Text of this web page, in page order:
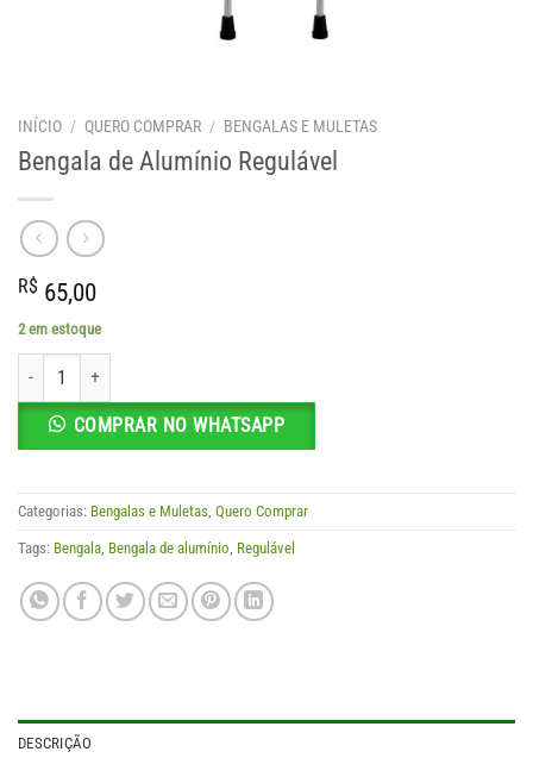
INÍCIO / QUERO COMPRAR / BENGALAS E MULETAS
Bengala de Alumínio Regulável
R$ 65,00
2 em estoque
Bengala de Alumínio Regulável quantidade
COMPRAR NO WHATSAPP
Categorias: Bengalas e Muletas, Quero Comprar
Tags: Bengala, Bengala de alumínio, Regulável
DESCRIÇÃO